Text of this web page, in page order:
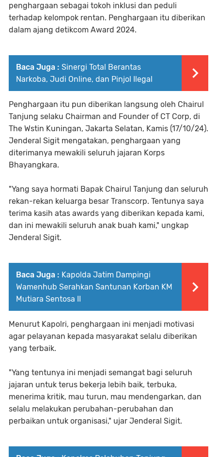
penghargaan sebagai tokoh inklusi dan peduli
terhadap kelompok rentan. Penghargaan itu diberikan
dalam ajang detikcom Award 2024.
Baca Juga : Sinergi Total Berantas
Narkoba, Judi Online, dan Pinjol Ilegal
Penghargaan itu pun diberikan langsung oleh Chairul
Tanjung selaku Chairman and Founder of CT Corp, di
The Wstin Kuningan, Jakarta Selatan, Kamis (17/10/24).
Jenderal Sigit mengatakan, penghargaan yang
diterimanya mewakili seluruh jajaran Korps
Bhayangkara.
"Yang saya hormati Bapak Chairul Tanjung dan seluruh
rekan-rekan keluarga besar Transcorp. Tentunya saya
terima kasih atas awards yang diberikan kepada kami,
dan ini mewakili seluruh anak buah kami," ungkap
Jenderal Sigit.
Baca Juga : Kapolda Jatim Dampingi
Wamenhub Serahkan Santunan Korban KM
Mutiara Sentosa II
Menurut Kapolri, penghargaan ini menjadi motivasi
agar pelayanan kepada masyarakat selalu diberikan
yang terbaik.
"Yang tentunya ini menjadi semangat bagi seluruh
jajaran untuk terus bekerja lebih baik, terbuka,
menerima kritik, mau turun, mau mendengarkan, dan
selalu melakukan perubahan-perubahan dan
perbaikan untuk organisasi," ujar Jenderal Sigit.